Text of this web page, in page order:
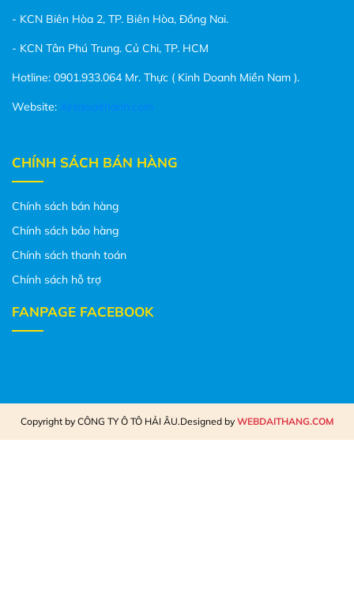
- KCN Biên Hòa 2, TP. Biên Hòa, Đồng Nai.
- KCN Tân Phú Trung. Củ Chi, TP. HCM
Hotline: 0901.933.064 Mr. Thực ( Kinh Doanh Miền Nam ).
Website: Xetaisaithanh.com
CHÍNH SÁCH BÁN HÀNG
Chính sách bán hàng
Chính sách bảo hàng
Chính sách thanh toán
Chính sách hỗ trợ
FANPAGE FACEBOOK
Copyright by CÔNG TY Ô TÔ HẢI ÂU.Designed by WEBDAITHANG.COM